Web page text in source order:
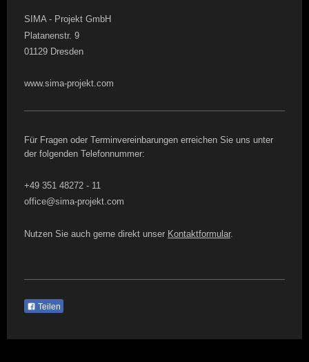
SIMA - Projekt GmbH
Platanenstr. 9
01129 Dresden
www.sima-projekt.com
Für Fragen oder Terminvereinbarungen erreichen Sie uns unter
der folgenden Telefonnummer:
+49 351 48272 - 11
office@sima-projekt.com
Nutzen Sie auch gerne direkt unser Kontaktformular.
Teilen